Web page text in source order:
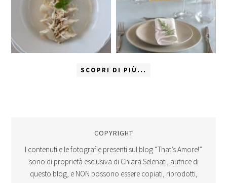
SCOPRI DI PIÙ...
COPYRIGHT
I contenuti e le fotografie presenti sul blog “That’s Amore!”
sono di proprietà esclusiva di Chiara Selenati, autrice di
questo blog, e NON possono essere copiati, riprodotti,